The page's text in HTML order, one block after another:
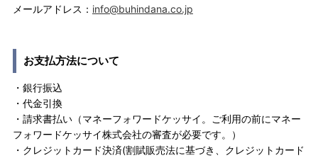
メールアドレス： info@buhindana.co.jp
お支払方法について
・銀行振込
・代金引換
・請求書払い（マネーフォワードケッサイ。ご利用の前にマネー
フォワードケッサイ株式会社の審査が必要です。）
・クレジットカード決済(割賦販売法に基づき、クレジットカード